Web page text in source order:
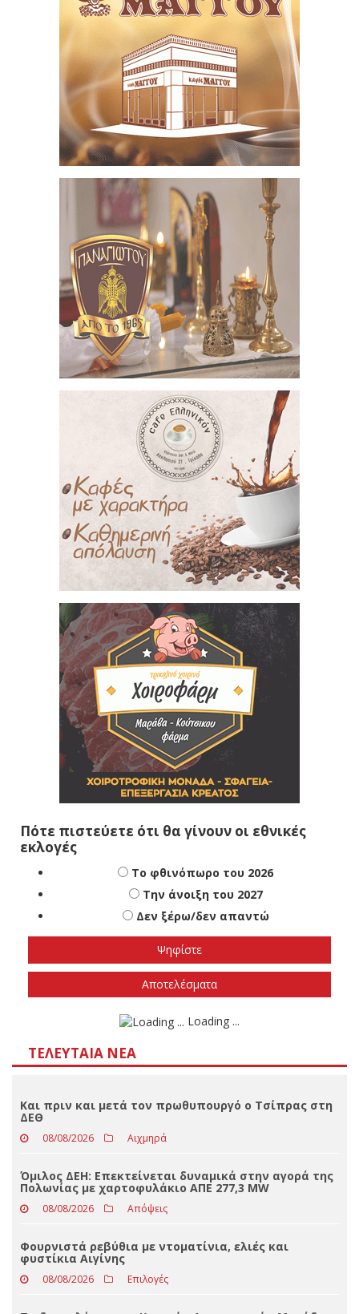
Πότε πιστεύετε ότι θα γίνουν οι εθνικές
εκλογές
Το φθινόπωρο του 2026
Την άνοιξη του 2027
Δεν ξέρω/δεν απαντώ
ΤΕΛΕΥΤΑΊΑ ΝΈΑ
Και πριν και μετά τον πρωθυπουργό ο Τσίπρας στη
ΔΕΘ
08/08/2026 Αιχμηρά
Όμιλος ΔΕΗ: Επεκτείνεται δυναμικά στην αγορά της
Πολωνίας με χαρτοφυλάκιο ΑΠΕ 277,3 MW
08/08/2026 Απόψεις